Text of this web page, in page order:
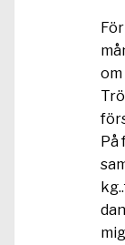
om
På